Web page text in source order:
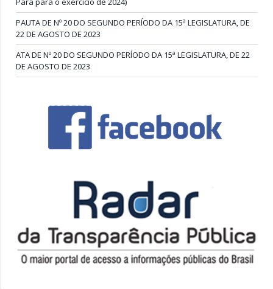
PAUTA DE Nº 20 DO SEGUNDO PERÍODO DA 15ª LEGISLATURA, DE
22 DE AGOSTO DE 2023
ATA DE Nº 20 DO SEGUNDO PERÍODO DA 15ª LEGISLATURA, DE 22
DE AGOSTO DE 2023